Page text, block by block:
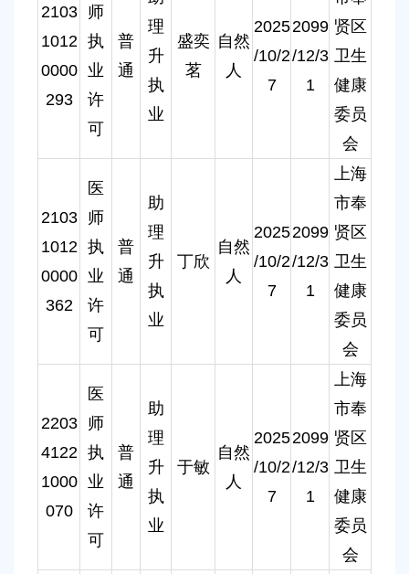
2103
1012
0000
293
师
执
业
许
可
普
通
理
升
执
业
盛奕
茗
自然
人
2025
/10/2
7
2099
/12/3
1
贤区
卫生
健康
委员
会
2103
1012
0000
362
医
师
执
业
许
可
普
通
助
理
升
执
业
丁欣
自然
人
2025
/10/2
7
2099
/12/3
1
上海
市奉
贤区
卫生
健康
委员
会
2203
4122
1000
070
医
师
执
业
许
可
普
通
助
理
升
执
业
于敏
自然
人
2025
/10/2
7
2099
/12/3
1
上海
市奉
贤区
卫生
健康
委员
会